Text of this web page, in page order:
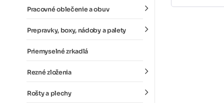
Pracovné oblečenie a obuv
Prepravky, boxy, nádoby a palety
Priemyselné zrkadlá
Rezné zloženia
Rošty a plechy